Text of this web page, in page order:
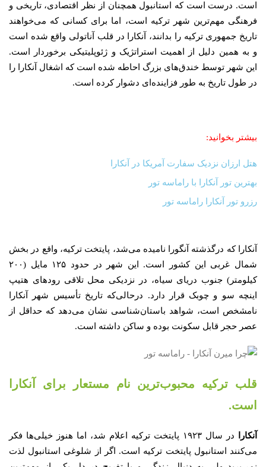
است. درست است که استانبول همچنان از نظر اقتصادی، تاریخی و
فرهنگی مهم‌ترین شهر ترکیه است، اما برای کسانی که می‌خواهند
تاریخ جمهوری ترکیه را بدانند، آنکارا در قلب آناتولی واقع شده است
و به همین دلیل از اهمیت استراتژیک و ژئوپلیتیکی برخوردار است.
این شهر توسط خندق‌های بزرگ احاطه شده است که اشغال آنکارا را
در طول تاریخ به طور فزاینده‌ای دشوار کرده است.
بیشتر بخوانید:
هتل ارزان نزدیک سفارت آمریکا در آنکارا
بهترین تور آنکارا با راماسه تور
رزرو تور آنکارا راماسه تور
آنکارا که درگذشته آنگورا نامیده می‌شد، پایتخت ترکیه، واقع در بخش
شمال غربی این کشور است. این شهر در حدود ۱۲۵ مایل (۲۰۰
کیلومتر) جنوب دریای سیاه، در نزدیکی محل تلاقی رودهای هتیپ
اینچه سو و چوبک قرار دارد. درحالی‌که تاریخ تأسیس شهر آنکارا
نامشخص است، شواهد باستان‌شناسی نشان می‌دهد که حداقل از
عصر حجر قابل سکونت بوده و ساکن داشته است.
قلب ترکیه محبوب‌ترین نام مستعار برای آنکارا
است.
آنکارا
در سال ۱۹۲۳ پایتخت ترکیه اعلام شد، اما هنوز خیلی‌ها فکر
می‌کنند استانبول پایتخت ترکیه است. اگر از شلوغی استانبول لذت